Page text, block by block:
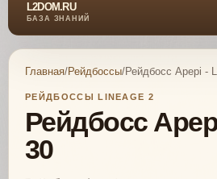
L2DOM.RU
БАЗА ЗНАНИЙ
Главная/Рейдбоссы/Рейдбосс Apepi -
РЕЙДБОССЫ LINEAGE 2
Рейдбосс
30